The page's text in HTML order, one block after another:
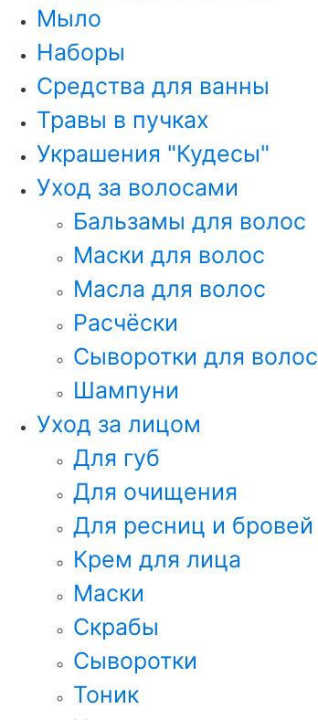
Мыло
Наборы
Средства для ванны
Травы в пучках
Украшения "Кудесы"
Уход за волосами
Бальзамы для волос
Маски для волос
Масла для волос
Расчёски
Сыворотки для волос
Шампуни
Уход за лицом
Для губ
Для очищения
Для ресниц и бровей
Крем для лица
Маски
Скрабы
Сыворотки
Тоник